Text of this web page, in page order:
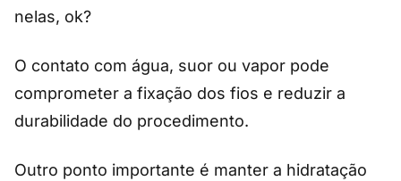
nelas, ok?
O contato com água, suor ou vapor pode
comprometer a fixação dos fios e reduzir a
durabilidade do procedimento.
Outro ponto importante é manter a hidratação